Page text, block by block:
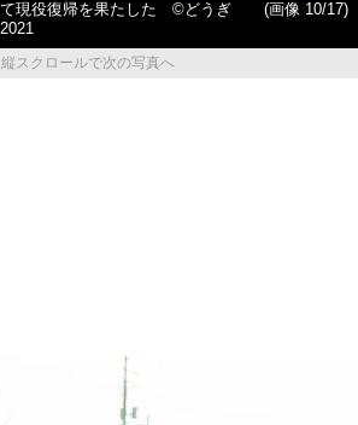
て現役復帰を果たした ©️どうぎ
(画像 10/17)
縦スクロールで次の写真へ